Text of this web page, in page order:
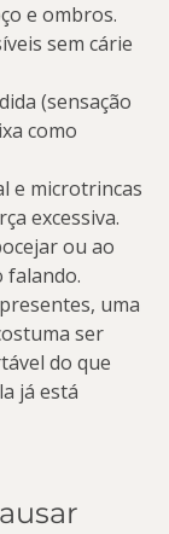
e ombros.
sem cárie
(sensação
como
e microtrincas
excessiva.
ou ao
falando.
uma
ser
do que
já está